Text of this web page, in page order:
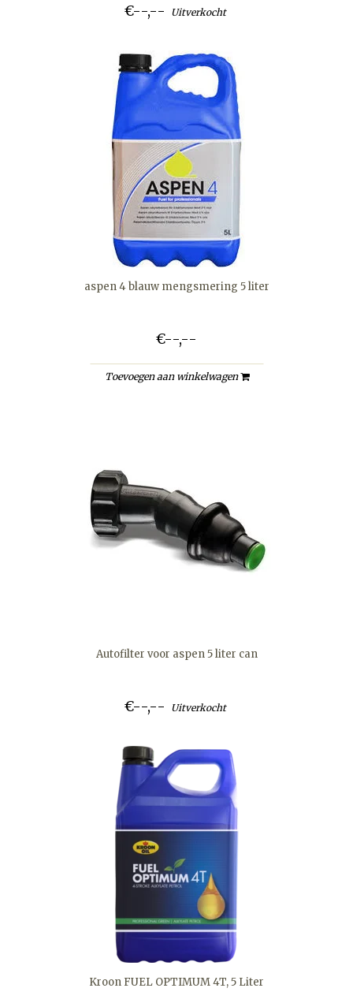
€--,-- Uitverkocht
aspen 4 blauw mengsmering 5 liter
€--,--
Toevoegen aan winkelwagen
Autofilter voor aspen 5 liter can
€--,-- Uitverkocht
Kroon FUEL OPTIMUM 4T, 5 Liter